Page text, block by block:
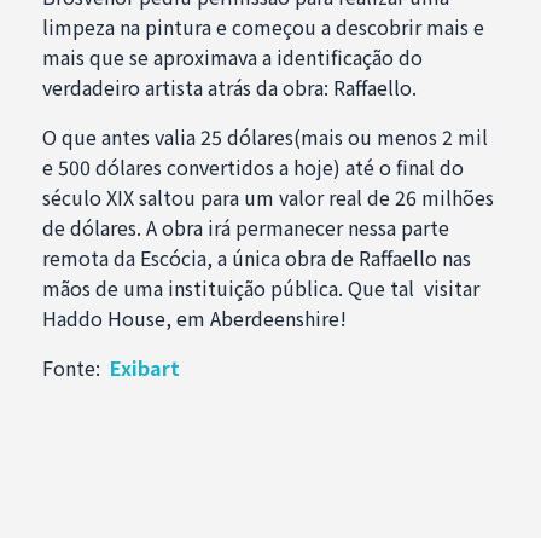
limpeza na pintura e começou a descobrir mais e
mais que se aproximava a identificação do
verdadeiro artista atrás da obra: Raffaello.
O que antes valia 25 dólares(mais ou menos 2 mil
e 500 dólares convertidos a hoje) até o final do
século XIX saltou para um valor real de 26 milhões
de dólares. A obra irá permanecer nessa parte
remota da Escócia, a única obra de Raffaello nas
mãos de uma instituição pública. Que tal visitar
Haddo House, em Aberdeenshire!
Fonte: Exibart